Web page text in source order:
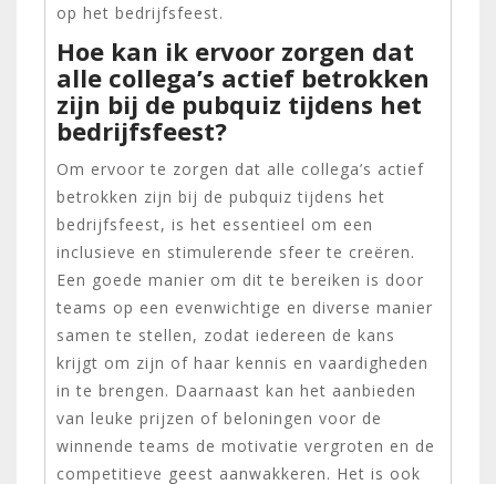
op het bedrijfsfeest.
Hoe kan ik ervoor zorgen dat
alle collega’s actief betrokken
zijn bij de pubquiz tijdens het
bedrijfsfeest?
Om ervoor te zorgen dat alle collega’s actief
betrokken zijn bij de pubquiz tijdens het
bedrijfsfeest, is het essentieel om een
inclusieve en stimulerende sfeer te creëren.
Een goede manier om dit te bereiken is door
teams op een evenwichtige en diverse manier
samen te stellen, zodat iedereen de kans
krijgt om zijn of haar kennis en vaardigheden
in te brengen. Daarnaast kan het aanbieden
van leuke prijzen of beloningen voor de
winnende teams de motivatie vergroten en de
competitieve geest aanwakkeren. Het is ook